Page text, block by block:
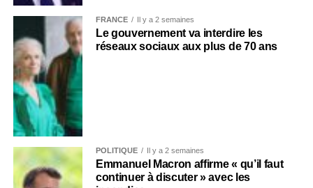
FRANCE Il y a 2 semaines
Le gouvernement va interdire les
réseaux sociaux aux plus de 70 ans
POLITIQUE Il y a 2 semaines
Emmanuel Macron affirme « qu’il faut
continuer à discuter » avec les